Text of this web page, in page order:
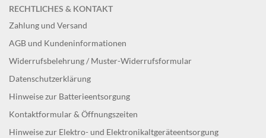
RECHTLICHES & KONTAKT
Zahlung und Versand
AGB und Kundeninformationen
Widerrufsbelehrung / Muster-Widerrufsformular
Datenschutzerklärung
Hinweise zur Batterieentsorgung
Kontaktformular & Öffnungszeiten
Hinweise zur Elektro- und Elektronikaltgeräteentsorgung